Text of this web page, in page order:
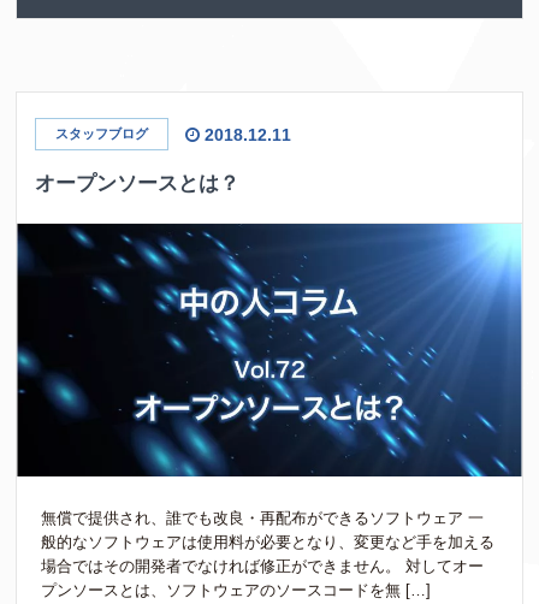
スタッフブログ 2018.12.11
オープンソースとは？
無償で提供され、誰でも改良・再配布ができるソフトウェア 一
般的なソフトウェアは使用料が必要となり、変更など手を加える
場合ではその開発者でなければ修正ができません。 対してオー
プンソースとは、ソフトウェアのソースコードを無 […]